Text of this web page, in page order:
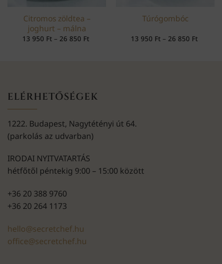
Citromos zöldtea –
joghurt – málna
13 950 Ft – 26 850 FtÁrtartomány:
Túrógombóc
13 950 Ft – 26 850 Ft
ELÉRHETŐSÉGEK
1222. Budapest, Nagytétényi út 64.
(parkolás az udvarban)
IRODAI NYITVATARTÁS
hétfőtől péntekig 9:00 – 15:00 között
+36 20 388 9760
+36 20 264 1173
hello@secretchef.hu
office@secretchef.hu